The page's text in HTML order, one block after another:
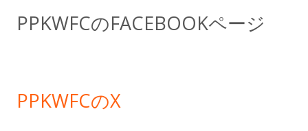
ド
PPKWFCのFACEBOOKページ
PPKWFCのX